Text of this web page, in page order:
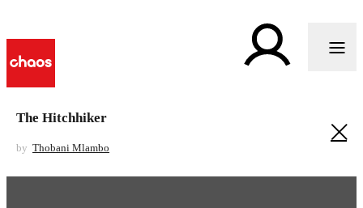
The Hitchhiker
by Thobani Mlambo